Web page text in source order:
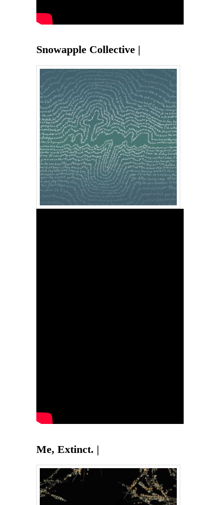
Snowapple Collective |
Me, Extinct. |